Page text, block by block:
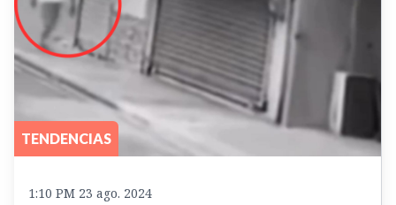
TENDENCIAS
1:10 PM 23 ago. 2024